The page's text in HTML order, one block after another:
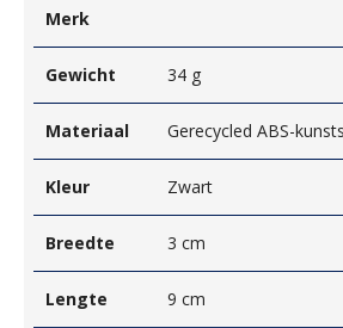
Merk
Gewicht 34 g
Materiaal Gerecycled ABS-
Kleur Zwart
Breedte 3 cm
Lengte 9 cm